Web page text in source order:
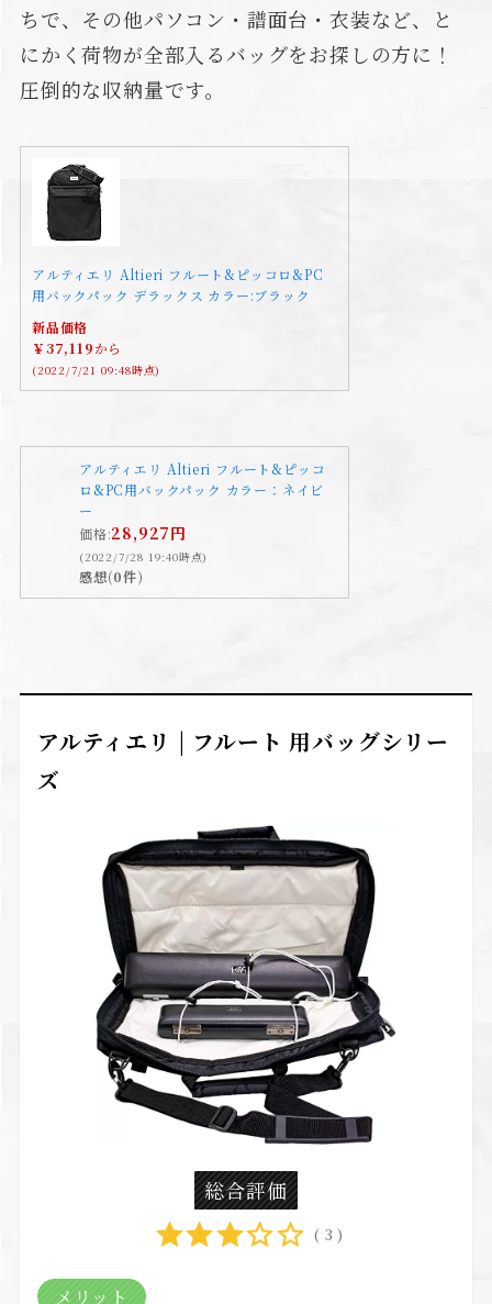
ちで、その他パソコン・譜面台・衣装など、と
にかく荷物が全部入るバッグをお探しの方に！
圧倒的な収納量です。
アルティエリ Altieri フルート&ピッコロ&PC
用バックパック デラックス カラー:ブラック
新品価格
￥37,119から
(2022/7/21 09:48時点)
アルティエリ Altieri フルート&ピッコ
ロ&PC用バックパック カラー：ネイビ
ー
価格:28,927円
(2022/7/28 19:40時点)
感想(0件)
アルティエリ | フルート 用バッグシリー
ズ
総合評価
( 3 )
メリット